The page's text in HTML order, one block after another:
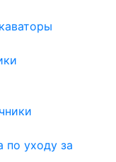
по уходу за